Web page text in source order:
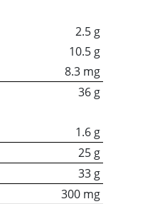
2.5 g
10.5 g
8.3 mg
36 g
1.6 g
25 g
33 g
300 mg